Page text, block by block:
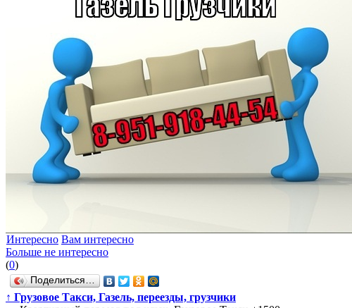
Интересно Вам интересно
Больше не интересно
(0)
Поделиться…
↑ Грузовое Такси, Газель, переезды, грузчики